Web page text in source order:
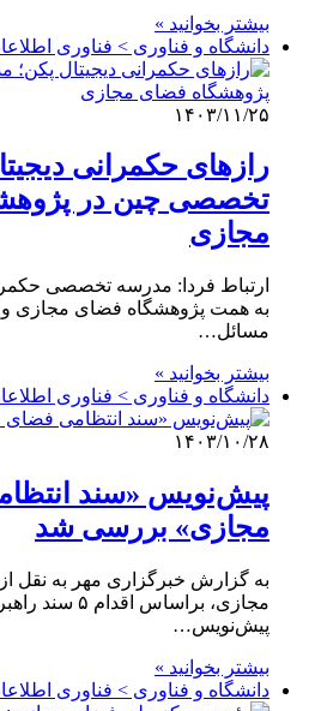
بیشتر بخوانید »
دانشگاه و فناوری > فناوری
۱۴۰۳/۱۱/۲۵
رازهای حکمرانی
تخصصی چین در
مجازی
ارتباط فردا: مدرسه تخصصی
به همت پژوهشگاه فضای مجازی و
مسائل…
بیشتر بخوانید »
دانشگاه و فناوری > فناوری
۱۴۰۳/۱۰/۲۸
پیش‌نویس «سند
مجازی» بررسی شد
به گزارش خبرگزاری مهر به نقل
مجازی،
پیش‌نویس…
بیشتر بخوانید »
دانشگاه و فناوری > فناوری